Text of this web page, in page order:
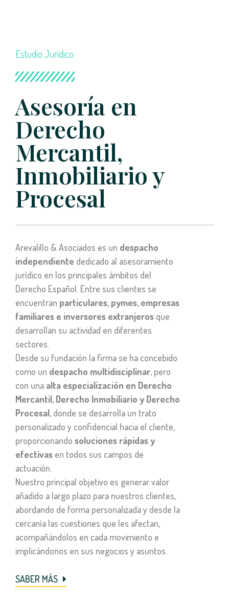
Estudio Jurídico
Asesoría en
Derecho
Mercantil,
Inmobiliario y
Procesal
Arevalillo & Asociados es un despacho
independiente dedicado al asesoramiento
jurídico en los principales ámbitos del
Derecho Español. Entre sus clientes se
encuentran particulares, pymes, empresas
familiares e inversores extranjeros que
desarrollan su actividad en diferentes
sectores.
Desde su fundación la firma se ha concebido
como un despacho multidisciplinar, pero
con una alta especialización en Derecho
Mercantil, Derecho Inmobiliario y Derecho
Procesal, donde se desarrolla un trato
personalizado y confidencial hacia el cliente,
proporcionando soluciones rápidas y
efectivas en todos sus campos de
actuación.
Nuestro principal objetivo es generar valor
añadido a largo plazo para nuestros clientes,
abordando de forma personalizada y desde la
cercanía las cuestiones que les afectan,
acompañándolos en cada movimiento e
implicándonos en sus negocios y asuntos.
SABER MÁS